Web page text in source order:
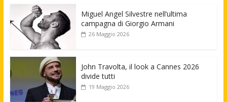
Miguel Angel Silvestre nell’ultima
campagna di Giorgio Armani
26 Maggio 2026
John Travolta, il look a Cannes 2026
divide tutti
19 Maggio 2026